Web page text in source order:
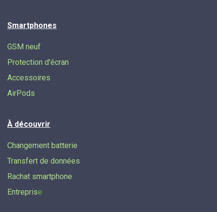
Smartphones
GSM neuf
Protection d'écran
Accessoires
AirPods
À découvrir
Changement batterie
Transfert de données​
Rachat smartphone
Entreprise